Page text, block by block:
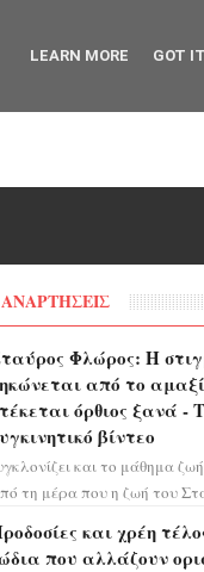
Φλώρος: Η
από το
όρθιος ξανά -
βίντεο
και το μάθημα
τη μέρα που η ζωή του
πάντα. Ο πρώην...
και χρέη
που αλλάζουν
LEARN MORE GOT IT